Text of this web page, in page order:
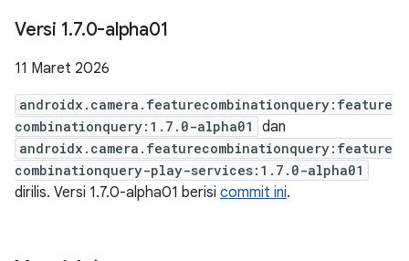
Versi 1.7.0-alpha01
11 Maret 2026
androidx.camera.featurecombinationquery:feature
combinationquery:1.7.0-alpha01
dan
androidx.camera.featurecombinationquery:feature
combinationquery-play-services:1.7.0-alpha01
dirilis. Versi 1.7.0-alpha01 berisi commit ini.